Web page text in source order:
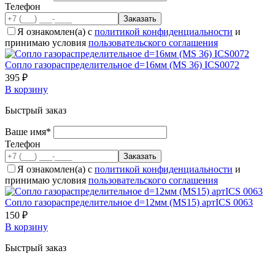
Телефон
Я ознакомлен(а) с политикой конфиденциальности и
принимаю условия пользовательского соглашения
Сопло газораспределительное d=16мм (MS 36) ICS0072
395 ₽
В корзину
Быстрый заказ
Ваше имя*
Телефон
Я ознакомлен(а) с политикой конфиденциальности и
принимаю условия пользовательского соглашения
Сопло газораспределительное d=12мм (MS15) артICS 0063
150 ₽
В корзину
Быстрый заказ